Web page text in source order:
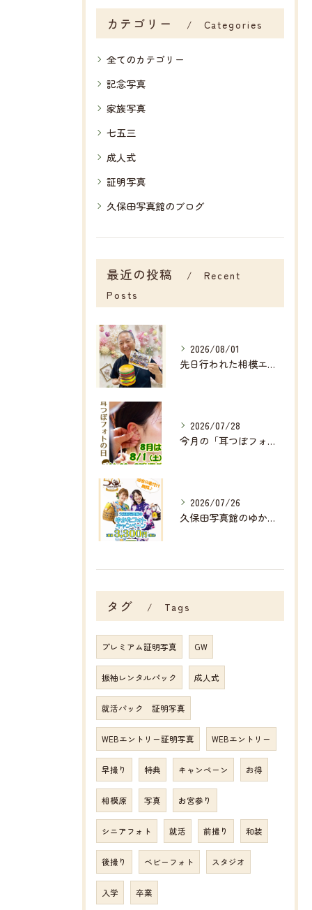
カテゴリー Categories
全てのカテゴリー
記念写真
家族写真
七五三
成人式
証明写真
久保田写真館のブログ
最近の投稿
Recent
Posts
2026/08/01
先日行われた相模エナジ―様主催の
2026/07/28
今月の「耳つぼフォト」は
2026/07/26
久保田写真館のゆかたフォトキャンペーン👘✨✨
タグ Tags
プレミアム証明写真 GW
振袖レンタルパック 成人式
就活パック 証明写真
WEBエントリー証明写真 WEBエントリー
早撮り 特典 キャンペーン お得
相模原 写真 お宮参り
シニアフォト 就活 前撮り 和装
後撮り ベビーフォト スタジオ
入学 卒業